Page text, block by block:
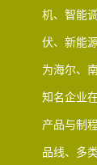
机、智能
伏、新能
为海尔、
知名企业
产品与制
品线、多